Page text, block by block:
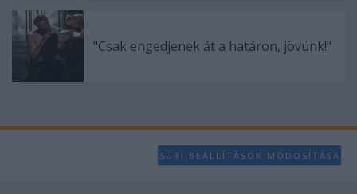
"Csak engedjenek át a határon, jövünk!"
SÜTI BEÁLLÍTÁSOK MÓDOSÍTÁSA